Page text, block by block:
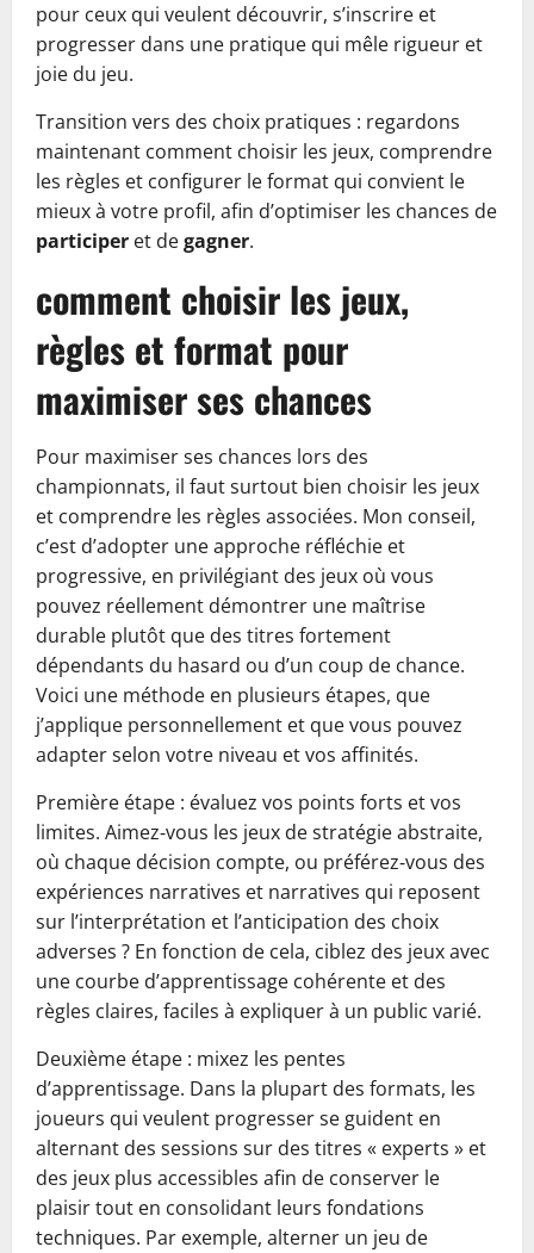
pour ceux qui veulent découvrir, s’inscrire et
progresser dans une pratique qui mêle rigueur et
joie du jeu.
Transition vers des choix pratiques : regardons
maintenant comment choisir les jeux, comprendre
les règles et configurer le format qui convient le
mieux à votre profil, afin d’optimiser les chances de
participer et degagner.
comment choisir les jeux,
règles et format pour
maximiser ses chances
Pour maximiser ses chances lors des
championnats, il faut surtout bien choisir les jeux
et comprendre les règles associées. Mon conseil,
c’est d’adopter une approche réfléchie et
progressive, en privilégiant des jeux où vous
pouvez réellement démontrer une maîtrise
durable plutôt que des titres fortement
dépendants du hasard ou d’un coup de chance.
Voici une méthode en plusieurs étapes, que
j’applique personnellement et que vous pouvez
adapter selon votre niveau et vos affinités.
Première étape : évaluez vos points forts et vos
limites. Aimez‑vous les jeux de stratégie abstraite,
où chaque décision compte, ou préférez‑vous des
expériences narratives et narratives qui reposent
sur l’interprétation et l’anticipation des choix
adverses ? En fonction de cela, ciblez des jeux avec
une courbe d’apprentissage cohérente et des
règles claires, faciles à expliquer à un public varié.
Deuxième étape : mixez les pentes
d’apprentissage. Dans la plupart des formats, les
joueurs qui veulent progresser se guident en
alternant des sessions sur des titres « experts » et
des jeux plus accessibles afin de conserver le
plaisir tout en consolidant leurs fondations
techniques. Par exemple, alterner un jeu de